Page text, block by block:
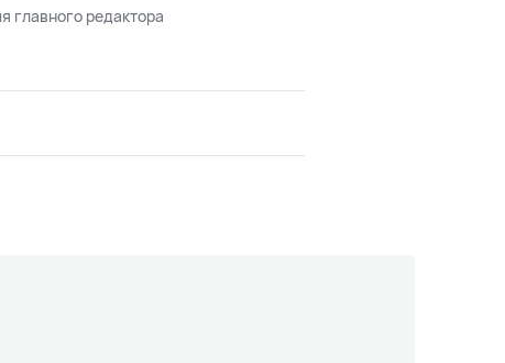
главного редактора